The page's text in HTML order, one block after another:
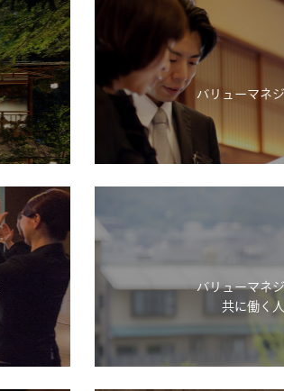
バリューマネ
バリューマネ
共に働く